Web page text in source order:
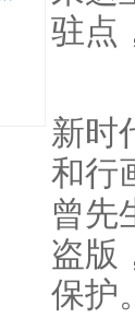
驻点
新时
和行
曾先
盗版
保护。